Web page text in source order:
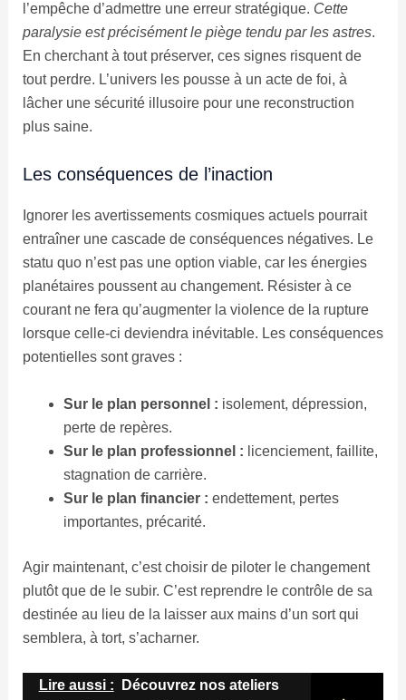
l’empêche d’admettre une erreur stratégique. Cette
paralysie est précisément le piège tendu par les astres.
En cherchant à tout préserver, ces signes risquent de
tout perdre. L’univers les pousse à un acte de foi, à
lâcher une sécurité illusoire pour une reconstruction
plus saine.
Les conséquences de l’inaction
Ignorer les avertissements cosmiques actuels pourrait
entraîner une cascade de conséquences négatives. Le
statu quo n’est pas une option viable, car les énergies
planétaires poussent au changement. Résister à ce
courant ne fera qu’augmenter la violence de la rupture
lorsque celle-ci deviendra inévitable. Les conséquences
potentielles sont graves :
Sur le plan personnel : isolement, dépression,
perte de repères.
Sur le plan professionnel : licenciement, faillite,
stagnation de carrière.
Sur le plan financier : endettement, pertes
importantes, précarité.
Agir maintenant, c’est choisir de piloter le changement
plutôt que de le subir. C’est reprendre le contrôle de sa
destinée au lieu de la laisser aux mains d’un sort qui
semblera, à tort, s’acharner.
Lire aussi :
Découvrez nos ateliers